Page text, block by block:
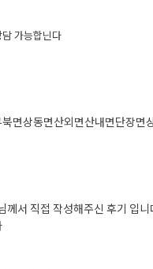
가능합닌다
면상동면산외면산내면단장면
께서 직접 작성해주신 후기 입니